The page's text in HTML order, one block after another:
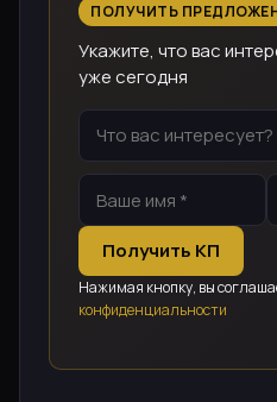
ПОЛУЧИТЬ
Укажите, что вас
уже сегодня
Получить КП
Нажимая кнопку, вы
конфиденциальности